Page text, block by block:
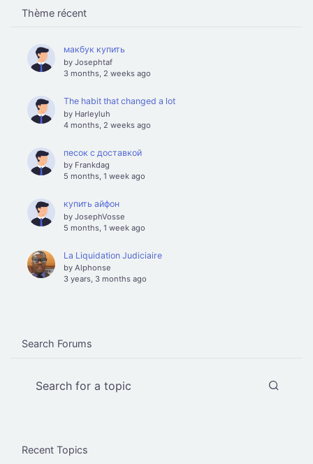
Thème récent
макбук купить
by Josephtaf
3 months, 2 weeks ago
The habit that changed a lot
by Harleyluh
4 months, 2 weeks ago
песок с доставкой
by Frankdag
5 months, 1 week ago
купить айфон
by JosephVosse
5 months, 1 week ago
La Liquidation Judiciaire
by Alphonse
3 years, 3 months ago
Search Forums
Recent Topics